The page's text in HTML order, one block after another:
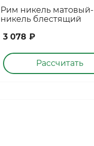
Рим никель матовый-
никель блестящий
3 078 ₽
Рассчитать